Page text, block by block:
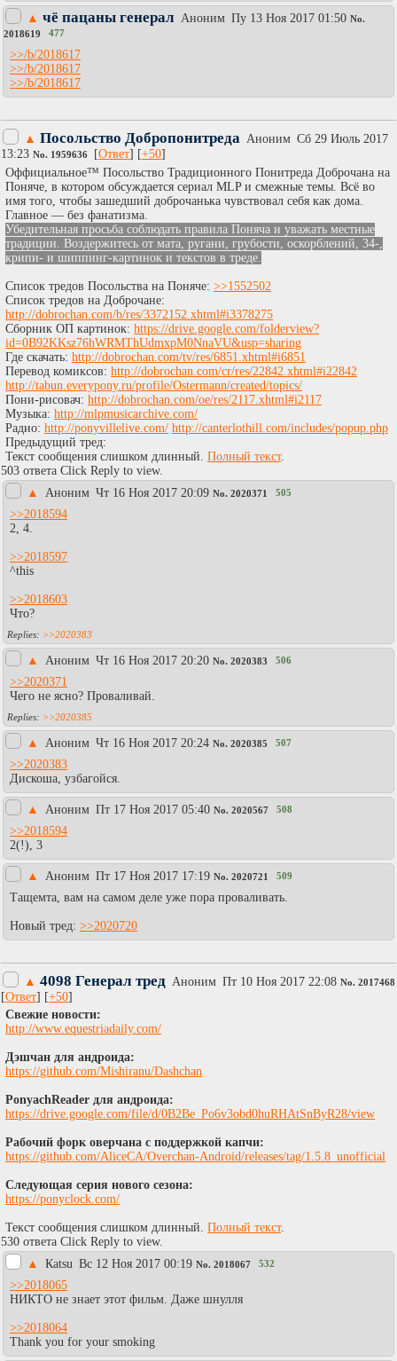
▲ чё пацаны генерал Аноним Пy 13 Ноя 2017 01:50 No.
2018619
477
>>/b/2018617
>>/b/2018617
>>/b/2018617
▲ Посольство Добропонитреда Аноним Сб 29 Июль 2017
13:23 No. 1959636 [Ответ] [+50]
Оффициальное™ Посольство Традиционного Понитреда Доброчана на
Поняче, в котором обсуждается сериал MLP и смежные темы. Всё во
имя того, чтобы зашедший доброчанька чувствовал себя как дома.
Главное — без фанатизма.
Убедительная просьба соблюдать правила Поняча и уважать местные
традиции. Воздержитесь от мата, ругани, грубости, оскорблений, 34-,
крипи- и шиппинг-картинок и текстов в треде.
Список тредов Посольства на Поняче: >>1552502
Список тредов на Доброчане:
http://dobrochan.com/b/res/3372152.xhtml#i3378275
Сборник ОП картинок: https://drive.google.com/folderview?
id=0B92KKsz76hWRMThUdmxpM0NnaVU&usp=sharing
Где скачать: http://dobrochan.com/tv/res/6851.xhtml#i6851
Перевод комиксов: http://dobrochan.com/cr/res/22842.xhtml#i22842
http://tabun.everypony.ru/profile/Ostermann/created/topics/
Пони-рисовач: http://dobrochan.com/oe/res/2117.xhtml#i2117
Музыка: http://mlpmusicarchive.com/
Радио: http://ponyvillelive.com/ http://canterlothill.com/includes/popup.php
Предыдущий тред:
Текст сообщения слишком длинный. Полный текст.
503 ответа Click Reply to view.
▲
Аноним Чт 16 Ноя 2017 20:09 No. 2020371 505
>>2018594
2, 4.
>>2018597
^this
>>2018603
Что?
>>2020383
▲ Аноним Чт 16 Ноя 2017 20:20 No. 2020383 506
>>2020371
Чего не ясно? Проваливай.
>>2020385
▲ Аноним Чт 16 Ноя 2017 20:24 No. 2020385 507
>>2020383
Дискоша, узбагойся.
▲ Аноним Пт 17 Ноя 2017 05:40 No. 2020567 508
>>2018594
2(!), 3
▲ Аноним Пт 17 Ноя 2017 17:19 No. 2020721 509
Тащемта, вам на самом деле уже пора проваливать.
Новый тред: >>2020720
▲ 4098 Генерал тред Аноним Пт 10 Ноя 2017 22:08 No. 2017468
[Ответ] [+50]
Cвежие новости:
http://www.equestriadaily.com/
Дэшчан для андроида:
https://github.com/Mishiranu/Dashchan
PonyachReader для андроида:
https://drive.google.com/file/d/0B2Be_Po6v3obd0huRHAtSnByR28/view
Рабочий форк оверчана с поддержкой капчи:
https://github.com/AliceCA/Overchan-Android/releases/tag/1.5.8_unofficial
Следующая серия нового сезона:
https://ponyclock.com/
Текст сообщения слишком длинный. Полный текст.
530 ответа Click Reply to view.
▲
Каtsu Вc 12 Ноя 2017 00:19 No. 2018067 532
>>2018065
НИКТО не знает этот фильм. Даже шнулля
>>2018064
Thank you for your smoking